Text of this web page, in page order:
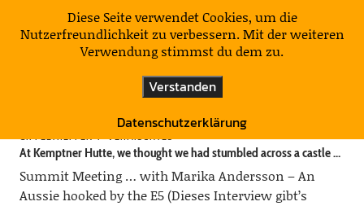
KulturNatur
Crossing the Alps
GIPFELTREFFEN VERMISCHTES
At Kemptner Hutte, we thought we had stumbled across a castle …
Summit Meeting … with Marika Andersson – An
Aussie hooked by the E5 (Dieses Interview gibt’s
Diese Seite verwendet Cookies, um die
Nutzerfreundlichkeit zu verbessern. Mit der weiteren
Verwendung stimmst du dem zu.
Verstanden
Datenschutzerklärung